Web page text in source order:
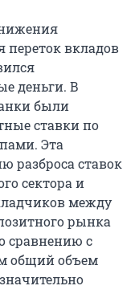
переток вкладов
деньги. В
были
ставки по
Эта
разброса ставок
сектора и
между
рынка
сравнению с
общий объем